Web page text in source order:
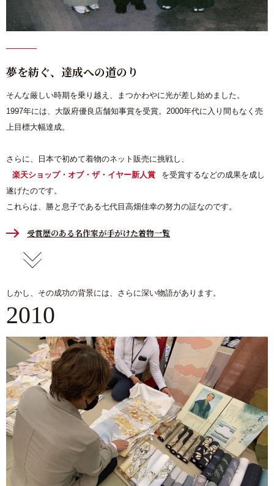
夢を紡ぐ、達成への道のり
そんな厳しい時期を乗り越え、まつかわやに光が差し始めました。
1997年には、大阪府優良店舗知事賞を受賞。2000年代に入り間もなく売
上目標大幅達成。
さらに、日本で初めて着物のネット販売に挑戦し、
楽天ショップ・オブ・ザ・イヤー新人賞
を受賞するなどの成果を成し
遂げたのです。
これらは、勝と息子である七代目高畑佳幸の努力の証なのです。
受賞歴のある名作家が手がけた着物一覧
しかし、その成功の背景には、さらに深い物語があります。
2010